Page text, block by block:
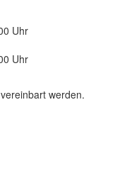
Uhr
Uhr
werden.